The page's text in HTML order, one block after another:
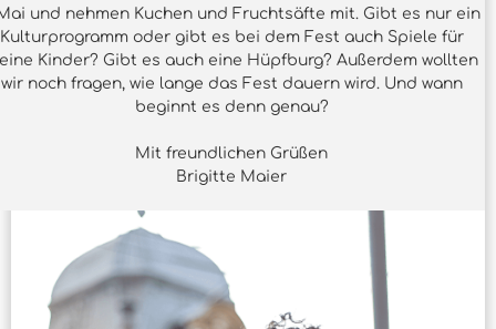
und nehmen Kuchen und Fruchtsäfte mit. Gibt es nur ein
Kulturprogramm oder gibt es bei dem Fest auch Spiele für
Kinder? Gibt es auch eine Hüpfburg? Außerdem wollten
wir noch fragen, wie lange das Fest dauern wird. Und wann
beginnt es denn genau?
Mit freundlichen Grüßen
Brigitte Maier